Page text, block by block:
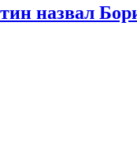
назвал